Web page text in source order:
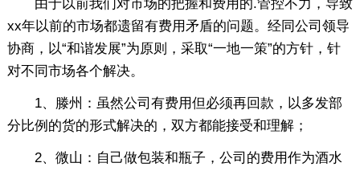
由于以前我们对市场的把握和费用的.管控不力，导致
xx年以前的市场都遗留有费用矛盾的问题。经同公司领导
协商，以“和谐发展”为原则，采取“一地一策”的方针，针
对不同市场各个解决。
1、滕州：虽然公司有费用但必须再回款，以多发部
分比例的货的形式解决的，双方都能接受和理解；
2、微山：自己做包装和瓶子，公司的费用作为酒水